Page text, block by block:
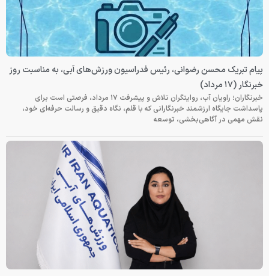
پیام تبریک محسن رضوانی، رئیس فدراسیون ورزش‌های آبی، به مناسبت روز
خبرنگار (۱۷ مرداد)
خبرنگاران؛ راویان آب، روایتگران تلاش و پیشرفت ۱۷ مرداد، فرصتی است برای
پاسداشت جایگاه ارزشمند خبرنگارانی که با قلم، نگاه دقیق و رسالت حرفه‌ای خود،
نقش مهمی در آگاهی‌بخشی، توسعه